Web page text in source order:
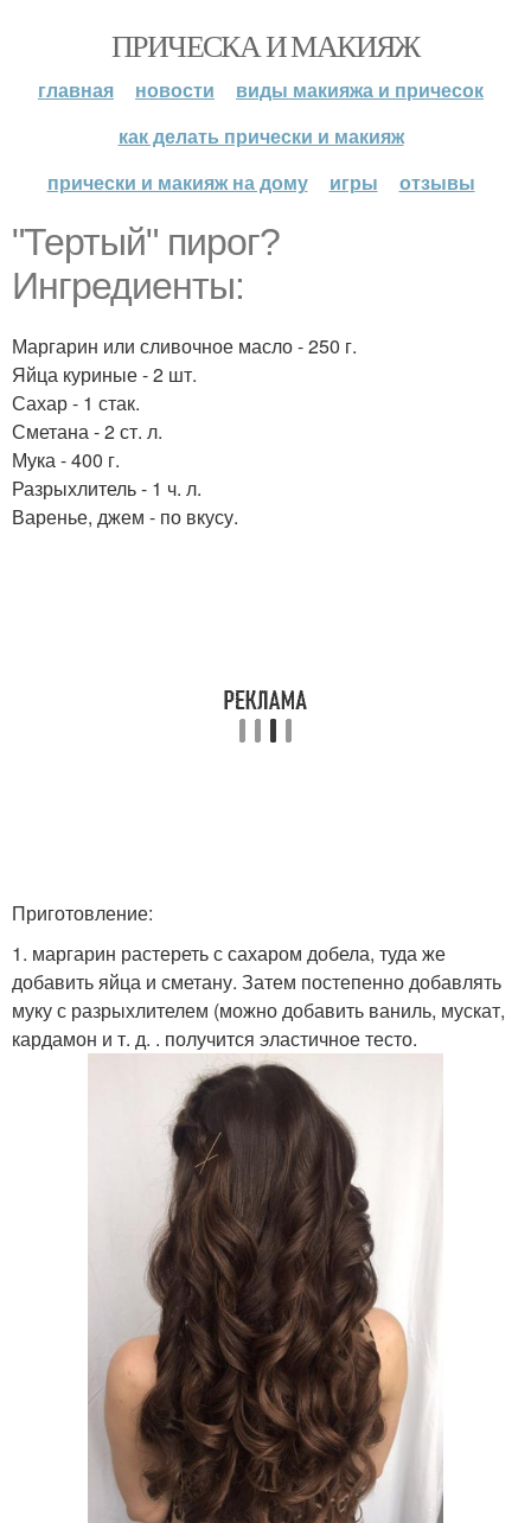
ПРИЧЕСКА И МАКИЯЖ
главная новости
виды макияжа и причесок
как делать прически и макияж
прически и макияж на дому
игры отзывы
"Тертый" пирог?
Ингредиенты:
Маргарин или сливочное масло - 250 г.
Яйца куриные - 2 шт.
Сахар - 1 стак.
Сметана - 2 ст. л.
Мука - 400 г.
Разрыхлитель - 1 ч. л.
Варенье, джем - по вкусу.
Приготовление:
1. маргарин растереть с сахаром добела, туда же
добавить яйца и сметану. Затем постепенно добавлять
муку с разрыхлителем (можно добавить ваниль, мускат,
кардамон и т. д. . получится эластичное тесто.